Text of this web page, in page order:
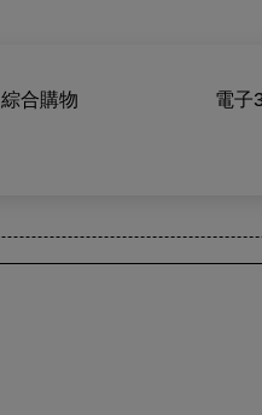
綜合購物 電子